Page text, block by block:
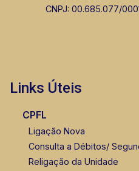
CNPJ: 00.685.077/
Links Úteis
CPFL
Ligação Nova
Consulta a Débitos/
Religação da Unidade